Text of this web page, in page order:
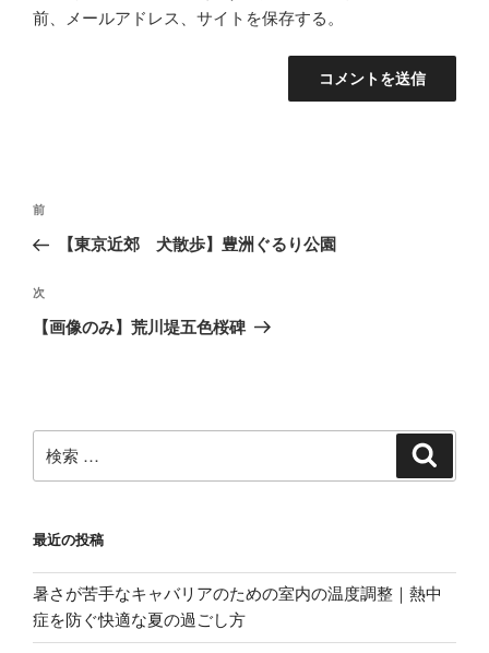
前、メールアドレス、サイトを保存する。
投
ナ
ビ
ゲ
ン
過
去
投
稿
前
【東京近郊 犬散歩】豊洲ぐるり公園
次
の
次
【画像のみ】荒川堤五色桜碑
索:
最近の投稿
暑さが苦手なキャバリアのための室内の温度調整｜熱中
症を防ぐ快適な夏の過ごし方